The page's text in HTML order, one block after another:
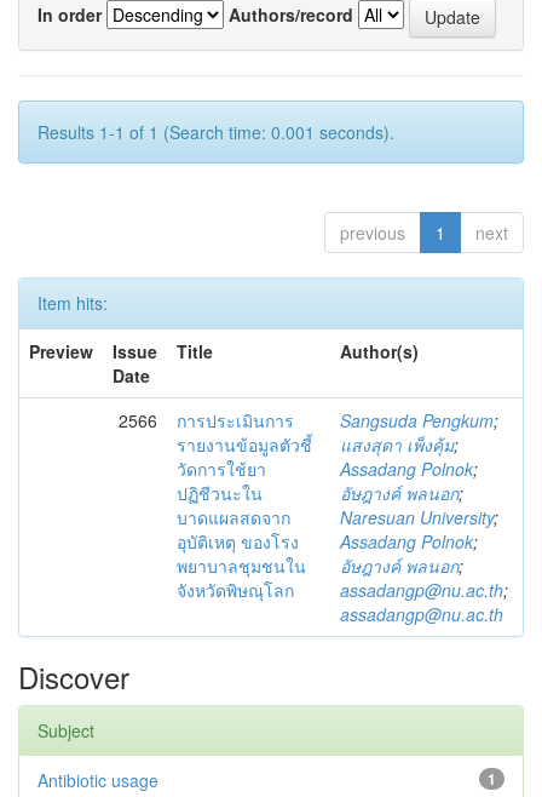
In order
Authors/record
Results 1-1 of 1 (Search time: 0.001 seconds).
previous 1 next
Item hits:
Preview
Issue
Date
Title Author(s)
2566
การประเมินการ
รายงานข้อมูลตัวชี้
วัดการใช้ยา
ปฏิชีวนะใน
บาดแผลสดจาก
อุบัติเหตุ ของโรง
พยาบาลชุมชนใน
จังหวัดพิษณุโลก
Sangsuda Pengkum;
แสงสุดา เพ็งคุ้ม;
Assadang Polnok;
อัษฎางค์ พลนอก;
Naresuan University;
Assadang Polnok;
อัษฎางค์ พลนอก;
assadangp@nu.ac.th;
assadangp@nu.ac.th
Discover
Subject
1
Antibiotic usage